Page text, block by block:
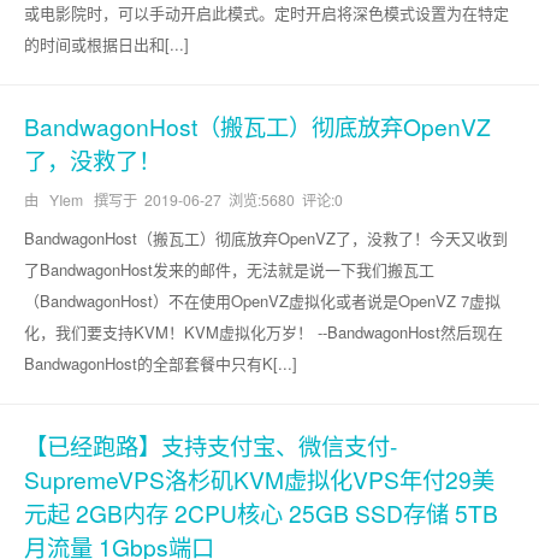
或电影院时，可以手动开启此模式。定时开启将深色模式设置为在特定
的时间或根据日出和[...]
BandwagonHost（搬瓦工）彻底放弃OpenVZ
了，没救了！
由 YIem 撰写于 2019-06-27 浏览:5680 评论:0
BandwagonHost（搬瓦工）彻底放弃OpenVZ了，没救了！今天又收到
了BandwagonHost发来的邮件，无法就是说一下我们搬瓦工
（BandwagonHost）不在使用OpenVZ虚拟化或者说是OpenVZ 7虚拟
化，我们要支持KVM！KVM虚拟化万岁！ --BandwagonHost然后现在
BandwagonHost的全部套餐中只有K[...]
【已经跑路】支持支付宝、微信支付-
SupremeVPS洛杉矶KVM虚拟化VPS年付29美
元起 2GB内存 2CPU核心 25GB SSD存储 5TB
月流量 1Gbps端口